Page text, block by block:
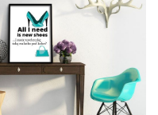
wiele
wariantów.
Opcje
można
wybrać
na
stronie